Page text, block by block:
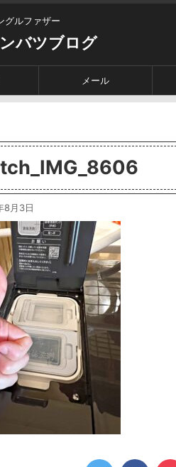
グルファザー
バツブログ
メール
8月3日